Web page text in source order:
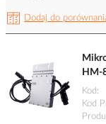
Dodaj do
HM-
Kod
Kod